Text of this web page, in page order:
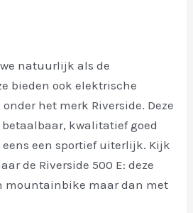
natuurlijk als de
bieden ook elektrische
het merk Riverside. Deze
kwalitatief goed
een sportief uiterlijk. Kijk
de Riverside 500 E: deze
mountainbike maar dan met